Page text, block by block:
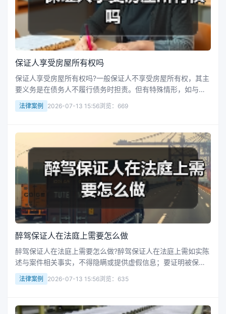
保证人享受房屋所有权吗
保证人享受房屋所有权吗?一般保证人不享受房屋所有权，其主
要义务是在债务人不履行债务时担责。但有特殊情形，如与债
务人有特别约定且经法定程序，承担保证责任后或获房屋所有
权；本身通过其他方式获所有权，也可同时作为保证人。接下
法律案例 2026-07-13 15:56浏览：669
醉驾保证人在法庭上需要怎么做
醉驾保证人在法庭上需要怎么做?醉驾保证人在法庭上需如实陈
述与案件相关事实，不得隐瞒或提供虚假信息；要证明被保证
人遵守规定，说明其违规时自身有无过错及措施；配合法庭调
查，清晰作答；若被保证人违规，需说明是否尽义务及接受处
法律案例 2026-07-13 15:56浏览：635